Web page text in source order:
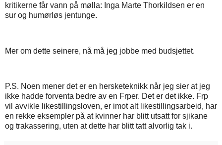
kritikerne får vann på mølla: Inga Marte Thorkildsen er en
sur og humørløs jentunge.
Mer om dette seinere, nå må jeg jobbe med budsjettet.
P.S. Noen mener det er en hersketeknikk når jeg sier at jeg
ikke hadde forventa bedre av en Frper. Det er det ikke. Frp
vil avvikle likestillingsloven, er imot alt likestillingsarbeid, har
en rekke eksempler på at kvinner har blitt utsatt for sjikane
og trakassering, uten at dette har blitt tatt alvorlig tak i.